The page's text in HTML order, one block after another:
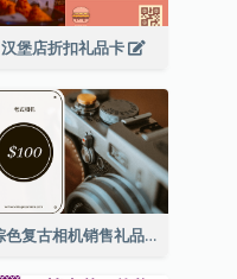
汉堡店折扣礼品卡
棕色复古相机销售礼品卡